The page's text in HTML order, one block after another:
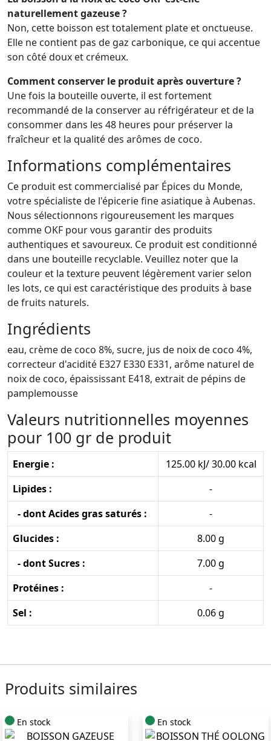
naturellement gazeuse ?
Non, cette boisson est totalement plate et onctueuse.
Elle ne contient pas de gaz carbonique, ce qui accentue
son côté doux et crémeux.
Comment conserver le produit après ouverture ?
Une fois la bouteille ouverte, il est fortement
recommandé de la conserver au réfrigérateur et de la
consommer dans les 48 heures pour préserver la
fraîcheur et la qualité des arômes de coco.
Informations complémentaires
Ce produit est commercialisé par Épices du Monde,
votre spécialiste de l'épicerie fine asiatique à Aubenas.
Nous sélectionnons rigoureusement les marques
comme OKF pour vous garantir des produits
authentiques et savoureux. Ce produit est conditionné
dans une bouteille recyclable. Veuillez noter que la
couleur et la texture peuvent légèrement varier selon
les lots, ce qui est caractéristique des produits à base
de fruits naturels.
Ingrédients
eau, crème de coco 8%, sucre, jus de noix de coco 4%,
correcteur d'acidité E327 E330 E331, arôme naturel de
noix de coco, épaississant E418, extrait de pépins de
pamplemousse
Valeurs nutritionnelles moyennes
pour 100 gr de produit
Energie :
125.00 kJ/ 30.00 kcal
Lipides :
-
- dont Acides gras saturés :
-
Glucides :
8.00 g
- dont Sucres :
7.00 g
Protéines :
-
Sel :
0.06 g
Produits similaires
En stock En stock